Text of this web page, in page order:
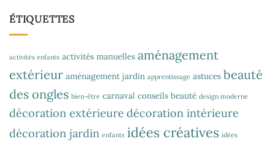
ÉTIQUETTES
activités enfants activités manuelles aménagement
extérieur aménagement jardin apprentissage astuces beauté
des ongles bien-être carnaval conseils beauté design moderne
décoration extérieure décoration intérieure
décoration jardin enfants idées créatives idées